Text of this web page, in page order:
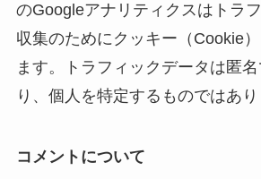
のGoogleアナリティクスはトラ
収集のためにクッキー（Cookie
ます。トラフィックデータは匿
り、個人を特定するものではあり
コメントについて